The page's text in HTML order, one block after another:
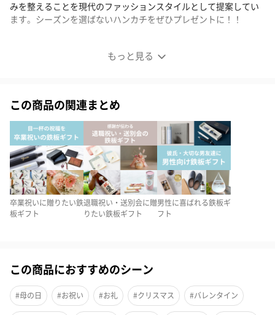
もっと見る
みを整えることを現代のファッションスタイルとして提案してい
ます。シーズンを選ばないハンカチをぜひプレゼントに！！
「身だしなみをオシャレに」をコンセプトにしたブランドであ
シンプルかつオシャレで清潔感の中にも遊び心のあるデザインが
魅力！！
Pile initial handkerchief
イル生地で触り心地も良くプレゼントの仕方も楽しめる商品にな
っています！！
プレゼントの仕方の提案として、送る相手の名前のイニシャルで
もいいですし、短いメッセージをつなげるのも◎
この商品の関連まとめ
卒業祝いに贈りたい鉄
板ギフト
退職祝い・送別会に贈
りたい鉄板ギフト
男性に喜ばれる鉄板ギ
フト
この商品におすすめのシーン
#母の日 #お祝い #お礼 #クリスマス #バレンタイン